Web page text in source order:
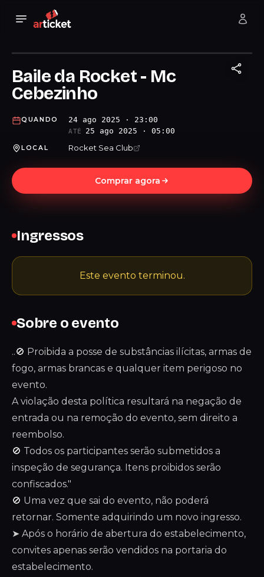
Baile da Rocket - Mc
Cebezinho
QUANDO 24 ago 2025 · 23:00
ATÉ 25 ago 2025 · 05:00
LOCAL Rocket Sea Club
Comprar agora
Sobre o evento
..🚫 Proibida a posse de substâncias ilícitas, armas de
fogo, armas brancas e qualquer item perigoso no
evento.
A violação desta política resultará na negação de
entrada ou na remoção do evento, sem direito a
reembolso.
🚫 Todos os participantes serão submetidos a
inspeção de segurança. Itens proibidos serão
confiscados."
🚫 Uma vez que sai do evento, não poderá
retornar. Somente adquirindo um novo ingresso.
➤ Após o horário de abertura do estabelecimento,
convites apenas serão vendidos na portaria do
estabelecimento.
Ingressos
Este evento terminou.